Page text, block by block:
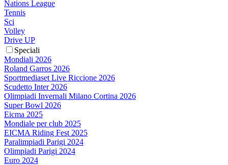
Nations League
Tennis
Sci
Volley
Drive UP
Speciali
Mondiali 2026
Roland Garros 2026
Sportmediaset Live Riccione 2026
Scudetto Inter 2026
Olimpiadi Invernali Milano Cortina 2026
Super Bowl 2026
Eicma 2025
Mondiale per club 2025
EICMA Riding Fest 2025
Paralimpiadi Parigi 2024
Olimpiadi Parigi 2024
Euro 2024